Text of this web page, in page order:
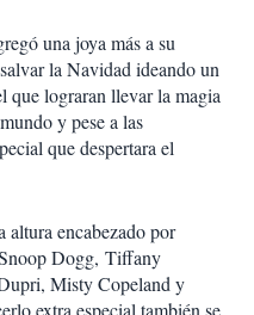
una joya más a su
la Navidad ideando un
lograran llevar la magia
y pese a las
que despertara el
altura encabezado por
Dogg, Tiffany
Misty Copeland y